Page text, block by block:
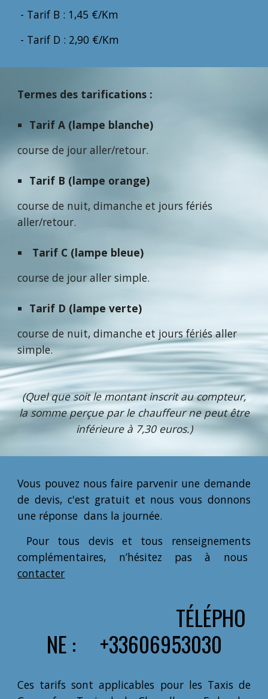
- Tarif B : 1,45 €/Km
- Tarif D : 2,90 €/Km
Termes des tarifications :
Tarif A (lampe blanche)
course de jour aller/retour.
Tarif B (lampe orange)
course de nuit, dimanche et jours fériés
aller/retour.
Tarif C (lampe bleue)
course de jour aller simple.
Tarif D (lampe verte)
course de nuit, dimanche et jours fériés aller
simple.
(Quel que soit le montant inscrit au compteur,
la somme perçue par le chauffeur ne peut être
inférieure à 7,30 euros.)
Vous pouvez nous faire parvenir une demande
de devis, c'est gratuit et nous vous donnons
une réponse dans la journée.
Pour tous devis et tous renseignements
complémentaires, n’hésitez pas à nous
contacter
TÉLÉPHO
NE : +33606953030
Ces tarifs sont applicables pour les Taxis de